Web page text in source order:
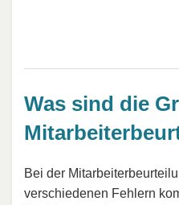
Was sind die
Bei der
verschiedenen Fehlern